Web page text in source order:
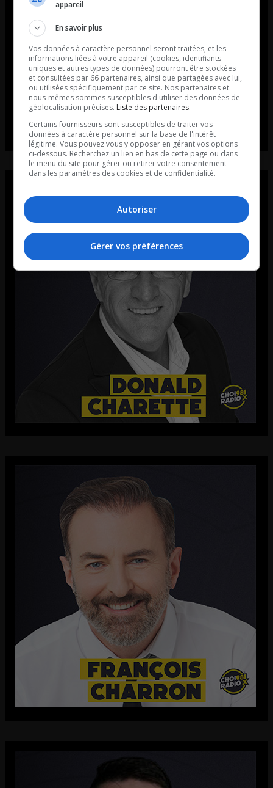
appareil
En savoir plus
Vos données à caractère personnel seront traitées, et les
informations liées à votre appareil (cookies, identifiants
uniques et autres types de données) pourront être stockées
et consultées par 66 partenaires, ainsi que partagées avec lui,
ou utilisées spécifiquement par ce site. Nos partenaires et
nous-mêmes sommes susceptibles d'utiliser des données de
géolocalisation précises. Liste des partenaires.
Certains fournisseurs sont susceptibles de traiter vos
données à caractère personnel sur la base de l'intérêt
légitime. Vous pouvez vous y opposer en gérant vos options
ci-dessous. Recherchez un lien en bas de cette page ou dans
le menu du site pour gérer ou retirer votre consentement
dans les paramètres des cookies et de confidentialité.
Autoriser
Gérer vos préférences